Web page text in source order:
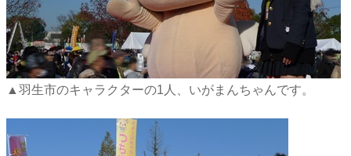
▲羽生市のキャラクターの1人、いがまんちゃんです。